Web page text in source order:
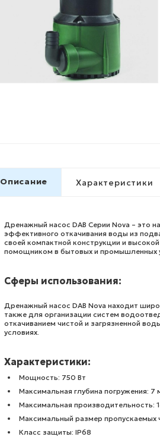
Описание Характеристики
Дренажный насос DAB Серии Nova – это
эффективного откачивания воды из
своей компактной конструкции и
помощником в бытовых и промышленных
Сферы использования:
Дренажный насос DAB Nova находит
также для организации систем
откачиванием чистой и загрязненной
условиях.
Характеристики:
Мощность: 750 Вт
Максимальная глубина погружения: 7
Максимальная производительность:
Максимальный размер пропускаемых
Класс защиты: IP68